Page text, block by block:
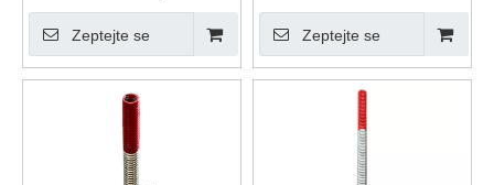
Zeptejte se Zeptejte se